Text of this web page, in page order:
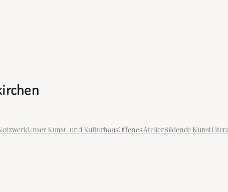
Unser Kunst- und KulturhausOffenes AtelierBildende Kunst